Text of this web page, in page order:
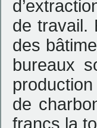
de travail.
des
bureaux
de
francs la